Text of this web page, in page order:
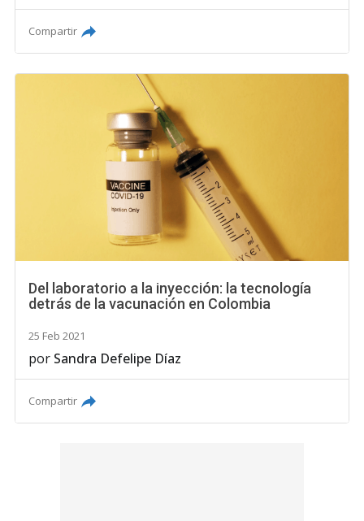
Compartir
Del laboratorio a la inyección: la tecnología
detrás de la vacunación en Colombia
25 Feb 2021
por Sandra Defelipe Díaz
Compartir